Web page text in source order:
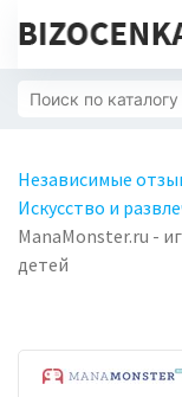
Независимые
Искусство и
ManaMonster.ru -
детей